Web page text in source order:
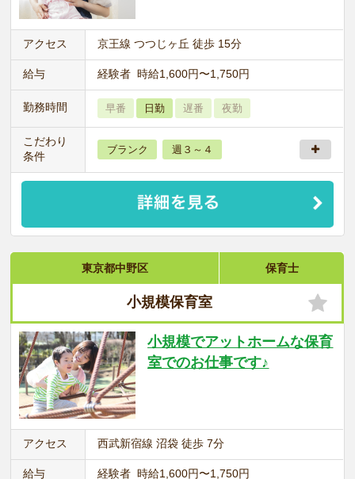
アクセス 京王線 つつじヶ丘 徒歩 15分
給与 経験者 時給1,600円〜1,750円
勤務時間 早番 日勤 遅番 夜勤
こだわり
条件
ブランク 週３～４
東京都中野区 保育士
小規模保育室
小規模でアットホームな保育
室でのお仕事です♪
アクセス 西武新宿線 沼袋 徒歩 7分
給与 経験者 時給1,600円〜1,750円